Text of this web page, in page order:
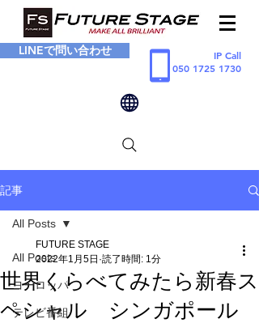
LINEで問い合わせ
IP Call
050 1725 1730
記事
All Posts
ヨーロッパ
テレビ番組
All Posts
世界くらべてみたら新春ス
ペシャル シンガポール
FUTURE STAGE
2022年1月5日 読了時間: 1分